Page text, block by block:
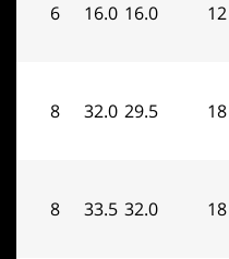
16.0
16.0
6
29.5
32.0
8
32.0
33.5
8